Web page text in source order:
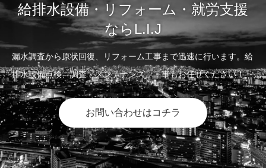
給排水設備・リフォーム・就労支援
ならL.I.J
漏水調査から原状回復、リフォーム工事まで迅速に行います。給
排水設備点検、調査・メンテナンス、工事もお任せください！
お問い合わせはコチラ